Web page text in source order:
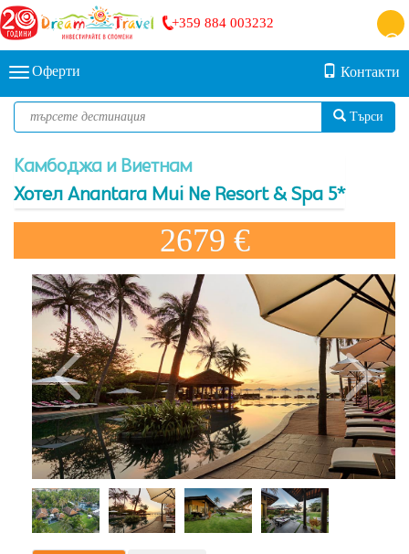
+359 884 003232
Оферти Контакти
Търси
Камбоджа и Виетнам
Хотел Anantara Mui Ne Resort & Spa 5*
2679 €